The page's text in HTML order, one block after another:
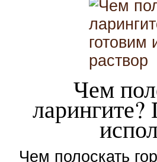
Чем
Чем полоскать